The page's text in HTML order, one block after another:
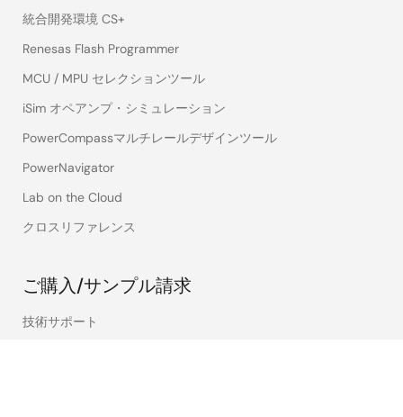
統合開発環境 CS+
Renesas Flash Programmer
MCU / MPU セレクションツール
iSim オペアンプ・シミュレーション
PowerCompassマルチレールデザインツール
PowerNavigator
Lab on the Cloud
クロスリファレンス
ご購入/サンプル請求
技術サポート